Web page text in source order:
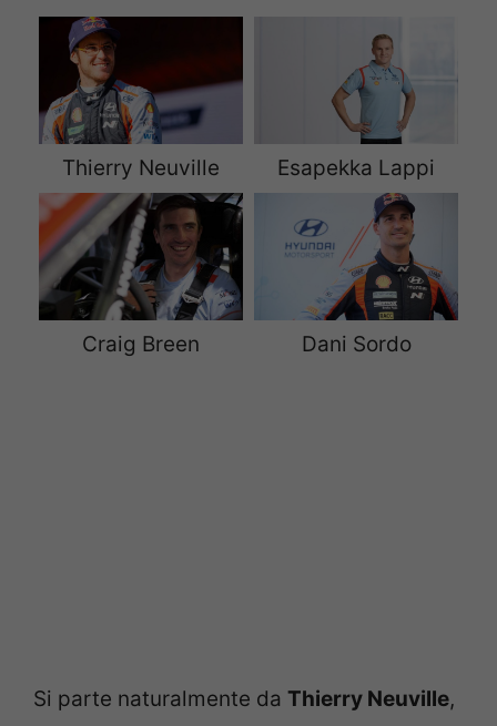
Thierry Neuville Esapekka Lappi
Craig Breen Dani Sordo
Si parte naturalmente da Thierry Neuville,